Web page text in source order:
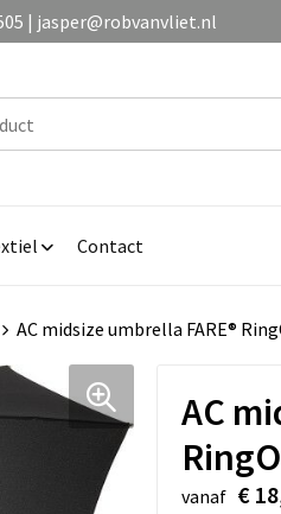
| jasper@robvanvliet.nl
Contact
AC midsize umbrella FARE®
AC
vanaf €